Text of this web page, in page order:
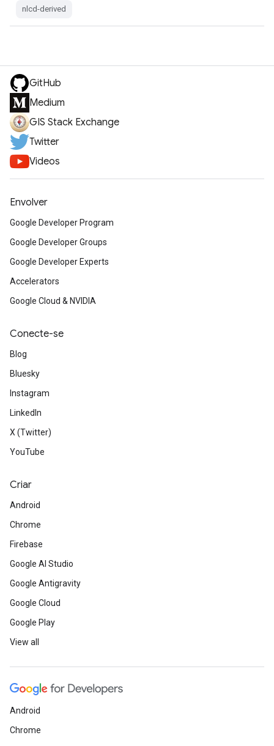
nlcd-derived
GitHub
Medium
GIS Stack Exchange
Twitter
Videos
Envolver
Google Developer Program
Google Developer Groups
Google Developer Experts
Accelerators
Google Cloud & NVIDIA
Conecte-se
Blog
Bluesky
Instagram
LinkedIn
X (Twitter)
YouTube
Criar
Android
Chrome
Firebase
Google AI Studio
Google Antigravity
Google Cloud
Google Play
View all
Android
Chrome